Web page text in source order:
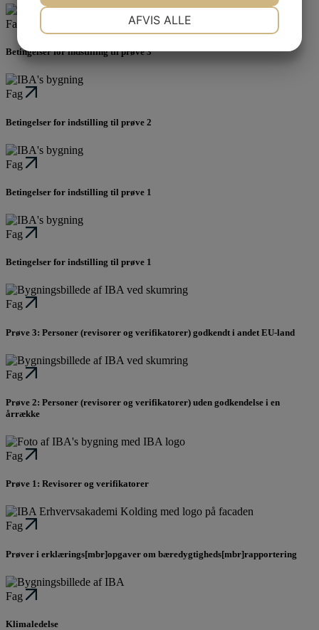
Fag
Betingelser for indstilling til prøve 3
Fag
Betingelser for indstilling til prøve 2
Fag
Betingelser for indstilling til prøve 1
Fag
Betingelser for indstilling til prøve 1
Fag
Prøve 3: Personer (revisorer og verifikatorer) godkendt i andet EU-land
Fag
Prøve 2: Personer (revisorer og verifikatorer) uden godkendelse i en
årrække
Fag
Prøve 1: Revisorer og verifikatorer
Fag
Prøver i erklærings[mbr]opgaver om bæredygtigheds[mbr]rapportering
Fag
Klimaledelse
AFVIS ALLE